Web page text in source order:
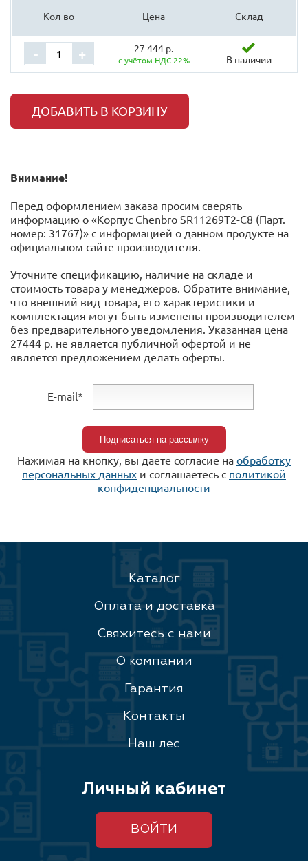
Кол-во Цена Склад
- + 27 444 р.
с учётом НДС 22% В наличии
ДОБАВИТЬ В КОРЗИНУ
Внимание!
Перед оформлением заказа просим сверять
информацию о «Корпус Chenbro SR11269T2-C8 (Парт.
номер: 31767)» с информацией o данном продукте на
официальном сайте производителя.
Уточните спецификацию, наличие на складе и
стоимость товара у менеджеров. Обратите внимание,
что внешний вид товара, его характеристики и
комплектация могут быть изменены производителем
без предварительного уведомления. Указанная цена
27444 р. не является публичной офертой и не
является предложением делать оферты.
E-mail*
Нажимая на кнопку, вы даете согласие на обработку
персональных данных и соглашаетесь c политикой
конфиденциальности
Каталог
Оплата и доставка
Свяжитесь с нами
О компании
Гарантия
Контакты
Наш лес
Личный кабинет
ВОЙТИ